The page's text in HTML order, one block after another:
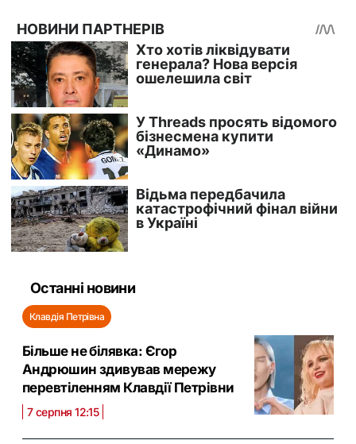
Останні новини
Клавдія Петрівна
Більше не білявка: Єгор
Андрюшин здивував мережу
перевтіленням Клавдії Петрівни
7 серпня 12:15